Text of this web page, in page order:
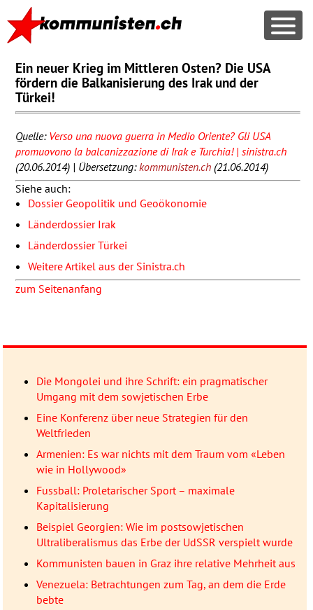
Ein neuer Krieg im Mittleren Osten? Die USA
fördern die Balkanisierung des Irak und der
Türkei!
Quelle: Verso una nuova guerra in Medio Oriente? Gli USA
promuovono la balcanizzazione di Irak e Turchia! | sinistra.ch
(20.06.2014) | Übersetzung: kommunisten.ch(21.06.2014)
Siehe auch:
Dossier Geopolitik und Geoökonomie
Länderdossier Irak
Länderdossier Türkei
Weitere Artikel aus der Sinistra.ch
zum Seitenanfang
Die Mongolei und ihre Schrift: ein pragmatischer
Umgang mit dem sowjetischen Erbe
Eine Konferenz über neue Strategien für den
Weltfrieden
Armenien: Es war nichts mit dem Traum vom «Leben
wie in Hollywood»
Fussball: Proletarischer Sport – maximale
Kapitalisierung
Beispiel Georgien: Wie im postsowjetischen
Ultraliberalismus das Erbe der UdSSR verspielt wurde
Kommunisten bauen in Graz ihre relative Mehrheit aus
Venezuela: Betrachtungen zum Tag, an dem die Erde
bebte